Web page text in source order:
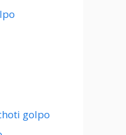
golpo